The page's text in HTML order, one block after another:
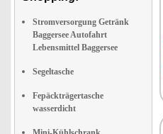
Stromversorgung Getränk
Baggersee Autofahrt
Lebensmittel Baggersee
Segeltasche
Fepäckträgertasche
wasserdicht